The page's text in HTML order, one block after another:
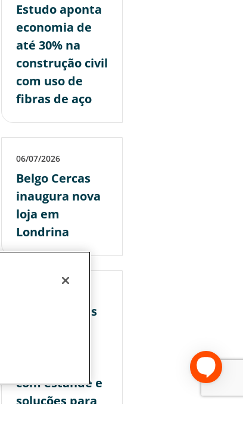
Estudo aponta
economia de
até 30% na
construção civil
com uso de
fibras de aço
06/07/2026
Belgo Cercas
inaugura nova
loja em
Londrina
Belgo Arames
com estande e
soluções para